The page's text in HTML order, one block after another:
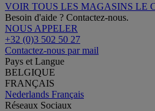
VOIR TOUS LES MAGASINS LE
Besoin d'aide ? Contactez-nous.
NOUS APPELER
+32 (0)3 502 50 27
Contactez-nous par mail
Pays et Langue
BELGIQUE
FRANÇAIS
Nederlands Français
Réseaux Sociaux